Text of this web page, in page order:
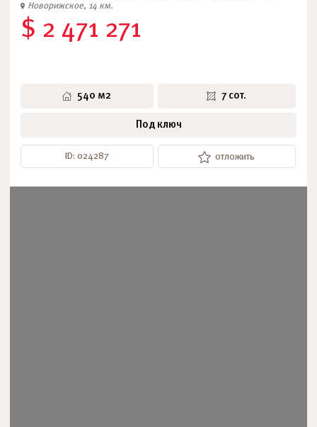
Новорижское, 14 км.
$ 2 471 271
540 м2 7 сот.
Под ключ
ID: 024287 отложить